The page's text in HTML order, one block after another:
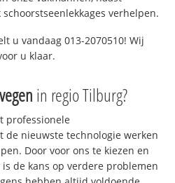
verhelpen.
u vandaag 013-2070510! Wij
u klaar.
in regio Tilburg?
professionele
de nieuwste technologie werken
Door voor ons te kiezen en
de kans op verdere problemen